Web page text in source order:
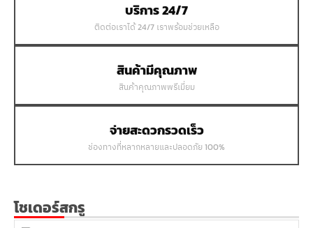
บริการ 24/7
ติดต่อเราได้ 24/7 เราพร้อมช่วยเหลือ
สินค้ามีคุณภาพ
สินค้าคุณภาพพรีเมี่ยม
จ่ายสะดวกรวดเร็ว
ช่องทางที่หลากหลายและปลอดภัย 100%
โชเดอร์สกรู